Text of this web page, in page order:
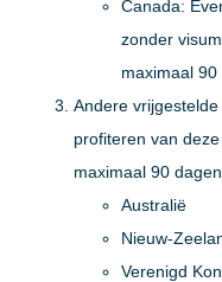
Canada:
zonder
maximaal 90
Andere
profiteren van
maximaal 90
Australië
Nieuw-
Verenigd